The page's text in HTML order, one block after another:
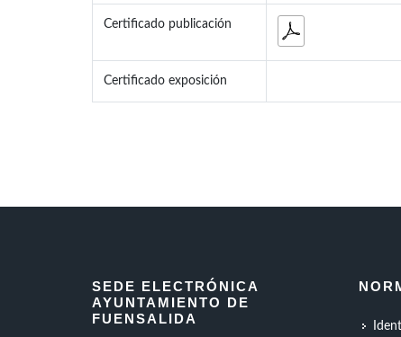
Certificado publicación
Certificado exposición
SEDE ELECTRÓNICA
AYUNTAMIENTO DE
FUENSALIDA